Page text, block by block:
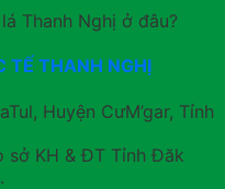
Thanh Nghị ở đâu?
TẾ THANH NGHỊ
Huyện CưM’gar, Tỉnh
sở KH & ĐT Tỉnh Đăk